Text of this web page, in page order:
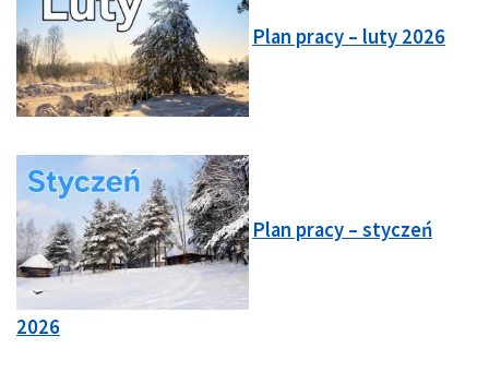
Plan pracy – luty 2026
Plan pracy – styczeń
2026